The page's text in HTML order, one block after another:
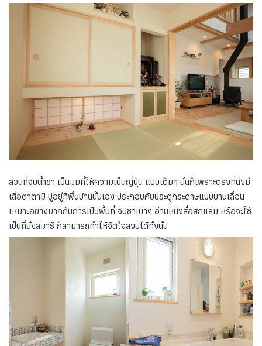
ส่วนที่จิบน้ำชา เป็นมุมที่ให้ความเป็นญี่ปุ่น แบบเต็มๆ นั้นก็เพราะตรงที่นั่งมี
เสื่อตาตามิ ปูอยู่ที่พื้นบ้านนั้นเอง ประกอบกับประตูกระดาษแบบบานเลื่อน
เหมาะอย่างมากกับการเป็นพื้นที่ จิบชาเบาๆ อ่านหนังสื่อสักแล่ม หรือจะใช้
เป็นที่นั่งสมาธิ ก็สามารถทำให้จิตใจสงบได้ทั้งนั้น